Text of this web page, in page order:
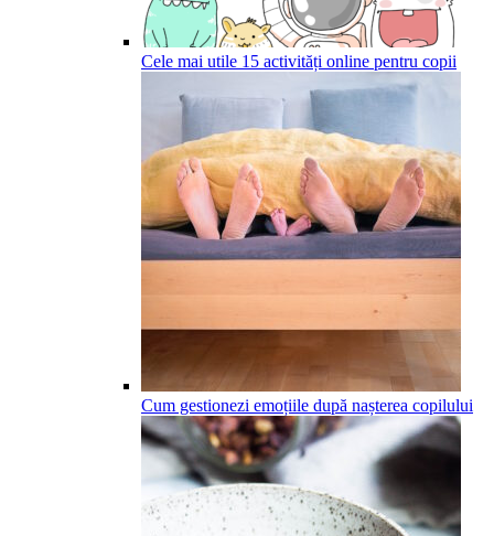
Cele mai utile 15 activități online pentru copii
Cum gestionezi emoțiile după nașterea copilului